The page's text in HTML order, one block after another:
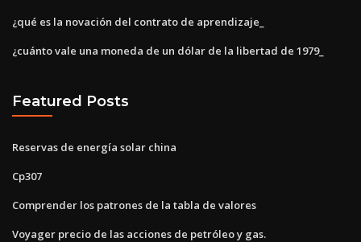
¿qué es la novación del contrato de aprendizaje_
¿cuánto vale una moneda de un dólar de la libertad de 1979_
Featured Posts
Reservas de energía solar china
Cp307
Comprender los patrones de la tabla de valores
Voyager precio de las acciones de petróleo y gas.